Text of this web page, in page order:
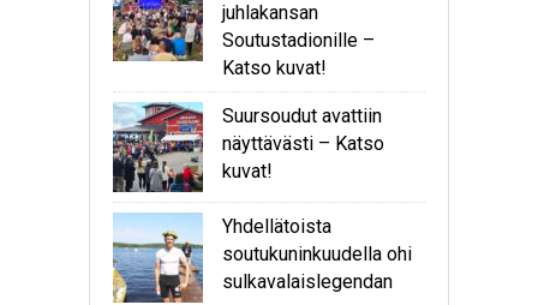
juhlakansan
Soutustadionille –
Katso kuvat!
Suursoudut avattiin
näyttävästi – Katso
kuvat!
Yhdellätoista
soutukuninkuudella ohi
sulkavalaislegendan